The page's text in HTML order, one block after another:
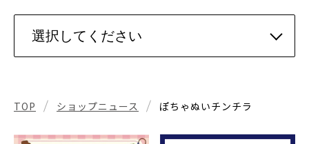
TOP ショップニュース ぽちゃぬいチンチラ